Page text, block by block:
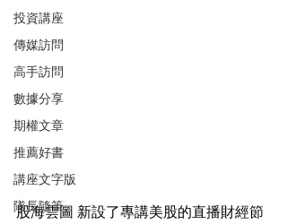
投資講座
傳媒訪問
高手訪問
數據分享
期權文章
推薦好書
講座文字版
隊長隨筆
股海雲圖 新設了專講美股的直播財經節